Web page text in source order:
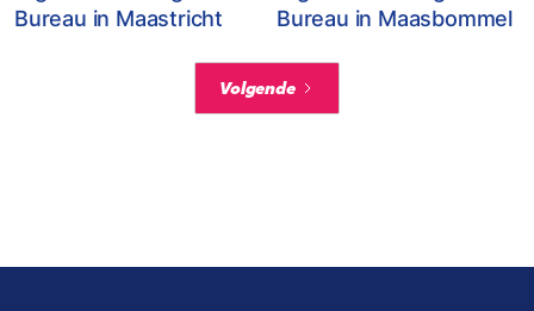
Bureau in Maastricht
Bureau in Maasbommel
Volgende